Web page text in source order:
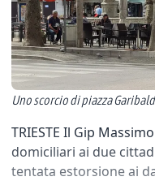
Uno scorcio di piazza
TRIESTE Il Gip
domiciliari ai due
tentata estorsione ai